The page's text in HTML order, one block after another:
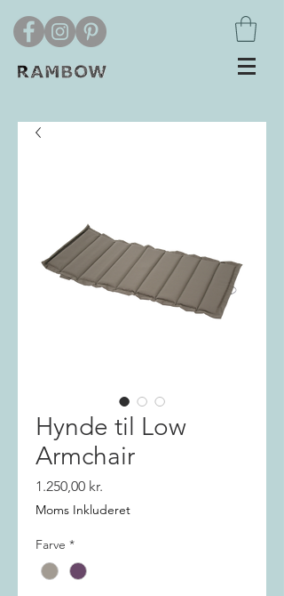
Hynde til Low
Armchair
1.250,00 kr.
Moms Inkluderet
Farve *